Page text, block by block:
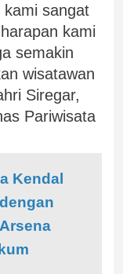
kami sangat
kami
semakin
wisatawan
Siregar,
Pariwisata
Kendal